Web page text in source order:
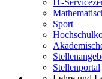
IT-
Sport
Stellenportal